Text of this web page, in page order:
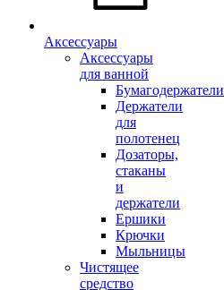
Аксессуары
Аксессуары
для ванной
Бумагодержатели
Держатели
для
полотенец
Дозаторы,
стаканы
и
держатели
Ершики
Крючки
Мыльницы
Чистящее
средство